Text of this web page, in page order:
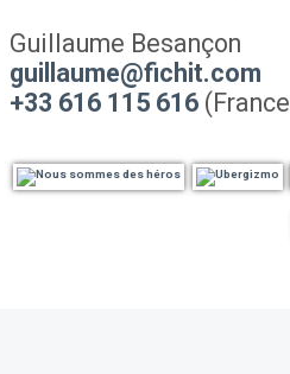
Guillaume Besançon
guillaume@fichit.com
+33 616 115 616